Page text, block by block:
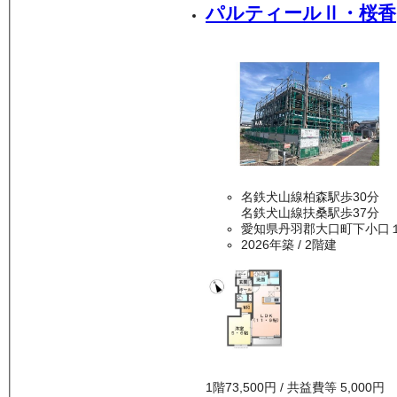
パルティールⅡ・桜香
名鉄犬山線柏森駅歩30分
名鉄犬山線扶桑駅歩37分
愛知県丹羽郡大口町下小口
2026年築 / 2階建
1 階73,500円 / 共益費等 5,000円